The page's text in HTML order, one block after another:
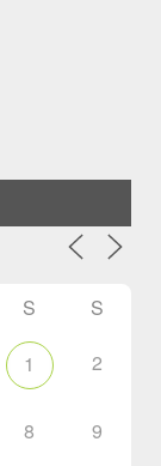
S S
1 2
8 9